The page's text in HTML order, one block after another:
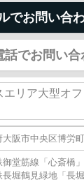
でお問い合
話でお問い合
リア大型オ
大阪市中央区博労町
御堂筋線 「心斎橋
長堀鶴見緑地 「長